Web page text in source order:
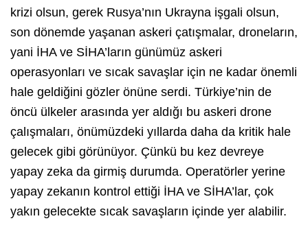
krizi olsun, gerek Rusya’nın Ukrayna işgali olsun,
son dönemde yaşanan askeri çatışmalar, droneların,
yani İHA ve SİHA’ların günümüz askeri
operasyonları ve sıcak savaşlar için ne kadar önemli
hale geldiğini gözler önüne serdi. Türkiye’nin de
öncü ülkeler arasında yer aldığı bu askeri drone
çalışmaları, önümüzdeki yıllarda daha da kritik hale
gelecek gibi görünüyor. Çünkü bu kez devreye
yapay zeka da girmiş durumda. Operatörler yerine
yapay zekanın kontrol ettiği İHA ve SİHA’lar, çok
yakın gelecekte sıcak savaşların içinde yer alabilir.